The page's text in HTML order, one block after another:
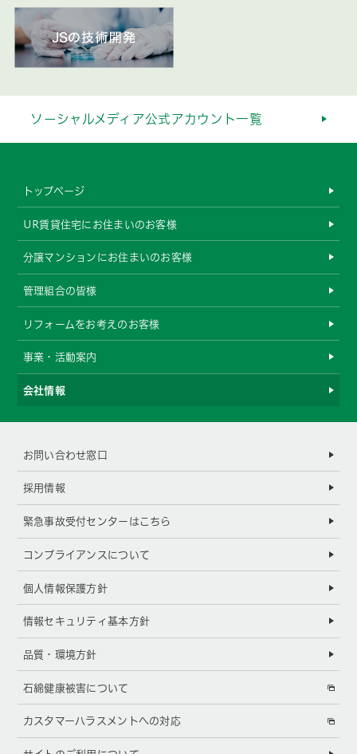
ソーシャルメディア公式アカウント一覧
トップページ
UR賃貸住宅にお住まいのお客様
分譲マンションにお住まいのお客様
管理組合の皆様
リフォームをお考えのお客様
事業・活動案内
会社情報
お問い合わせ窓口
採用情報
緊急事故受付センターはこちら
コンプライアンスについて
個人情報保護方針
情報セキュリティ基本方針
品質・環境方針
石綿健康被害について
カスタマーハラスメントへの対応